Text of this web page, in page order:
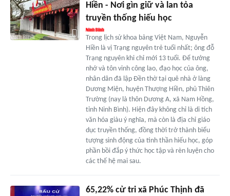
Hiền - Nơi gìn giữ và lan tỏa
truyền thống hiếu học
Trong lịch sử khoa bảng Việt Nam, Nguyễn
Hiền là vị Trạng nguyên trẻ tuổi nhất; ông đỗ
Trạng nguyên khi chỉ mới 13 tuổi. Để tưởng
nhớ và tôn vinh công lao, đạo học của ông,
nhân dân đã lập Đền thờ tại quê nhà ở làng
Dương Miện, huyện Thượng Hiền, phủ Thiên
Trường (nay là thôn Dương A, xã Nam Hồng,
tỉnh Ninh Bình). Hiện đây không chỉ là di tích
văn hóa giàu ý nghĩa, mà còn là địa chỉ giáo
dục truyền thống, đồng thời trở thành biểu
tượng sinh động của tinh thần hiếu học, góp
phần bồi đắp ý thức học tập và rèn luyện cho
các thế hệ mai sau.
65,22% cử tri xã Phúc Thịnh đã